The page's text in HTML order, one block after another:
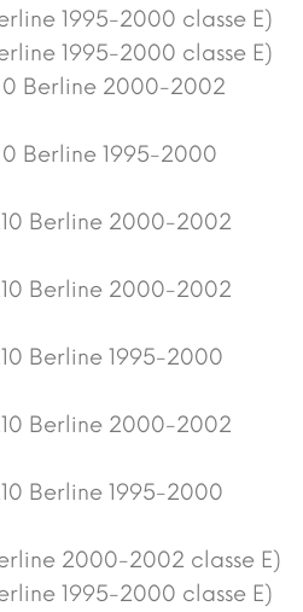
1995-2000 classe E)
1995-2000 classe E)
Berline 2000-2002
Berline 1995-2000
Berline 2000-2002
Berline 2000-2002
Berline 1995-2000
Berline 2000-2002
Berline 1995-2000
2000-2002 classe E)
1995-2000 classe E)